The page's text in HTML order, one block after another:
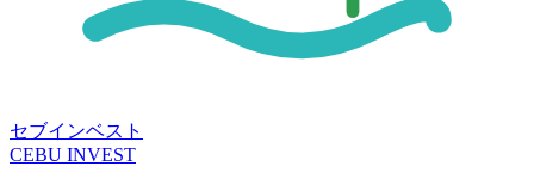
セブインベスト
CEBU INVEST